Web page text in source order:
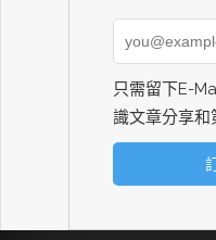
只需留下E-
識文章分享和